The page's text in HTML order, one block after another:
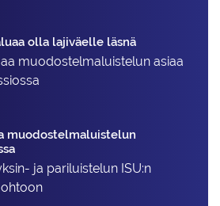
olla lajiväelle läsnä
muodostelma­luistelun asiaa
muodostelmaluistelun
ja pariluistelun ISU:n